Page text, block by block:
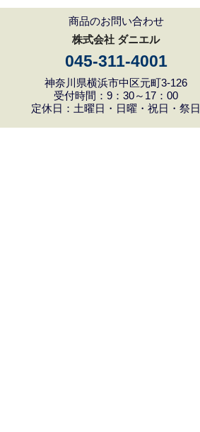
商品のお問い合わせ
株式会社 ダニエル
045-311-4001
神奈川県横浜市中区元町3-126
受付時間：9：30～17：00
定休日：土曜日・日曜・祝日・祭日